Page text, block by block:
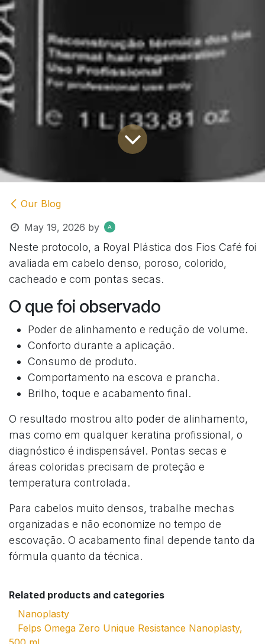
Our Blog
May 19, 2026 by
Neste protocolo, a Royal Plástica dos Fios Café foi
avaliada em cabelo denso, poroso, colorido,
cacheado e com pontas secas.
O que foi observado
Poder de alinhamento e redução de volume.
Conforto durante a aplicação.
Consumo de produto.
Comportamento na escova e prancha.
Brilho, toque e acabamento final.
O resultado mostrou alto poder de alinhamento,
mas como em qualquer keratina profissional, o
diagnóstico é indispensável. Pontas secas e
áreas coloridas precisam de proteção e
temperatura controlada.
Para cabelos muito densos, trabalhe mechas
organizadas e não economize no tempo de
escovação. O acabamento final depende tanto da
fórmula quanto da técnica.
Related products and categories
Nanoplasty
Felps Omega Zero Unique Resistance Nanoplasty,